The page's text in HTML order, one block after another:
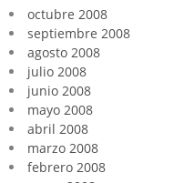
octubre 2008
septiembre 2008
agosto 2008
julio 2008
junio 2008
mayo 2008
abril 2008
marzo 2008
febrero 2008